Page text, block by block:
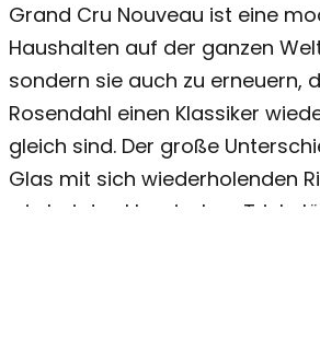
Grand Cru Nouveau ist eine
Haushalten auf der ganzen
sondern sie auch zu erneuern,
Rosendahl einen Klassiker
gleich sind. Der große
Glas mit sich wiederholenden
wie bei den klassischen